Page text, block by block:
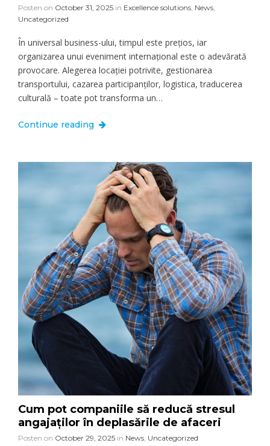
Posten on October 31, 2025 in Excellence solutions, News,
Uncategorized
În universal business-ului, timpul este prețios, iar
organizarea unui eveniment internațional este o adevărată
provocare. Alegerea locației potrivite, gestionarea
transportului, cazarea participanților, logistica, traducerea
culturală – toate pot transforma un…
Continue reading
Cum pot companiile să reducă stresul
angajaților în deplasările de afaceri
Posten on October 29, 2025 in News, Uncategorized